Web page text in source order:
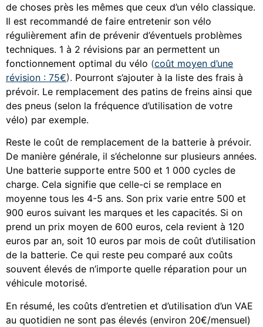
de choses près les mêmes que ceux d’un vélo classique.
Il est recommandé de faire entretenir son vélo
régulièrement afin de prévenir d’éventuels problèmes
techniques. 1 à 2 révisions par an permettent un
fonctionnement optimal du vélo (coût moyen d’une
révision : 75€). Pourront s’ajouter à la liste des frais à
prévoir. Le remplacement des patins de freins ainsi que
des pneus (selon la fréquence d’utilisation de votre
vélo) par exemple.
Reste le coût de remplacement de la batterie à prévoir.
De manière générale, il s’échelonne sur plusieurs années.
Une batterie supporte entre 500 et 1 000 cycles de
charge. Cela signifie que celle-ci se remplace en
moyenne tous les 4-5 ans. Son prix varie entre 500 et
900 euros suivant les marques et les capacités. Si on
prend un prix moyen de 600 euros, cela revient à 120
euros par an, soit 10 euros par mois de coût d’utilisation
de la batterie. Ce qui reste peu comparé aux coûts
souvent élevés de n’importe quelle réparation pour un
véhicule motorisé.
En résumé, les coûts d’entretien et d’utilisation d’un VAE
au quotidien ne sont pas élevés (environ 20€/mensuel)